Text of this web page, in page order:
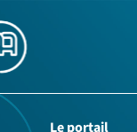
Le portail